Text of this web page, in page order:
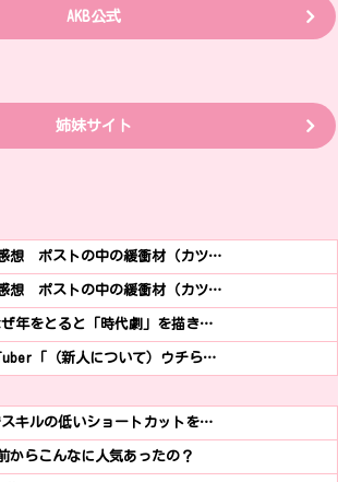
AKB公式
姉妹サイト
感想 ポストの中の緩衝材（カツ…
感想 ポストの中の緩衝材（カツ…
ぜ年をとると「時代劇」を描き…
「（新人について）ウチら…
キルの低いショートカットを…
からこんなに人気あったの？